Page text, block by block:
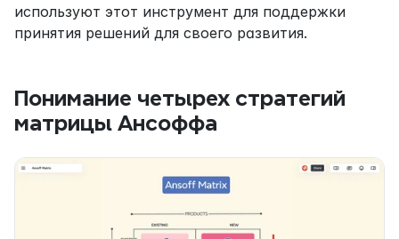
используют этот инструмент для поддержки
принятия решений для своего развития.
Понимание четырех стратегий
матрицы Ансоффа